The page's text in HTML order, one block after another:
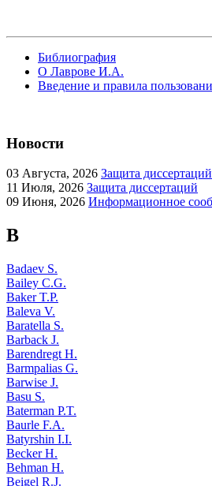
Библиография
О Лаврове И.А.
Введение и правила
Новости
03 Августа, 2026 Защита диссертаций
11 Июля, 2026 Защита диссертаций
09 Июня, 2026 Информационное
B
Badaev S.
Bailey C.G.
Baker T.P.
Baleva V.
Baratella S.
Barback J.
Barendregt H.
Barmpalias G.
Barwise J.
Basu S.
Baterman P.T.
Baurle F.A.
Batyrshin I.I.
Becker H.
Behman H.
Beigel R.J.